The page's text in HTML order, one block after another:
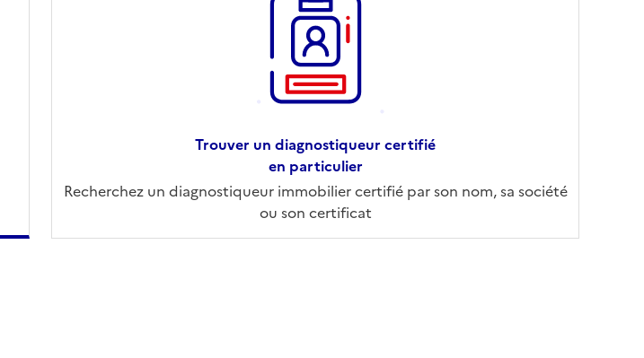
Trouver un diagnostiqueur certifié
en particulier
Recherchez un diagnostiqueur immobilier certifié par son nom, sa société
ou son certificat